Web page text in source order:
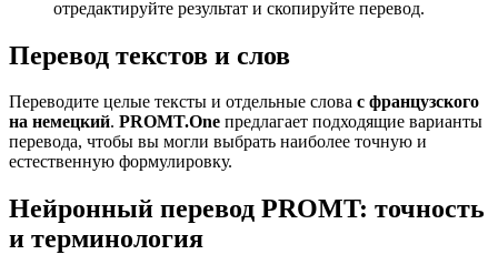
отредактируйте результат и скопируйте перевод.
Перевод текстов и слов
Переводите целые тексты и отдельные слова с французского
на немецкий. PROMT.One предлагает подходящие варианты
перевода, чтобы вы могли выбрать наиболее точную и
естественную формулировку.
Нейронный перевод PROMT: точность
и терминология